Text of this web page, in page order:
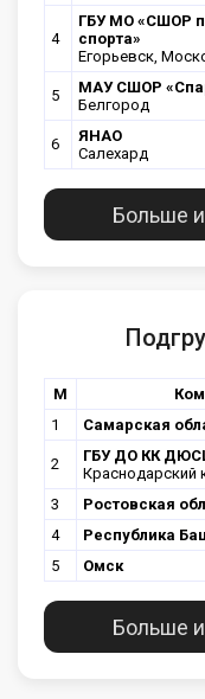
4
ГБУ МО «СШОР
спорта»
Егорьевск,
5
МАУ СШОР
Белгород
6
ЯНАО
Салехард
Больше
М
1
Самарская
2
ГБУ ДО КК
Краснодарский
3 Ростовская
4
Республика
5
Омск
Больше